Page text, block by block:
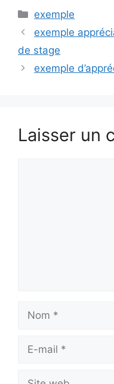
Catégories
exemple
exemple
de stage
exemple
Laisser un
mail